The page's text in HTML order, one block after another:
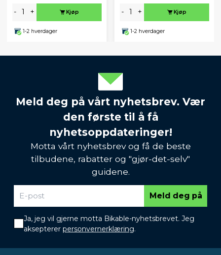
- + Kjøp
1-2 hverdager
- + Kjøp
1-2 hverdager
Meld deg på vårt nyhetsbrev. Vær
den første til å få
nyhetsoppdateringer!
Motta vårt nyhetsbrev og få de beste
tilbudene, rabatter og "gjør-det-selv"
guidene.
Meld deg på
Ja, jeg vil gjerne motta Bikable-nyhetsbrevet. Jeg
aksepterer personvernerklæring.